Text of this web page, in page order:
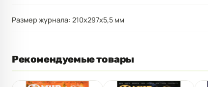
Размер журнала: 210x297x5,5 мм
Рекомендуемые товары